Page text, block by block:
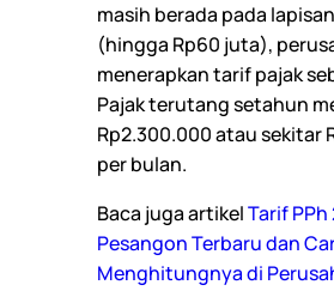
masih berada pada
(hingga Rp60 juta),
menerapkan tarif pajak
Pajak terutang setahun
Rp2.300.000 atau sekitar
per bulan.
Baca juga artikelTarif PPh
Pesangon Terbaru dan
Menghitungnya di